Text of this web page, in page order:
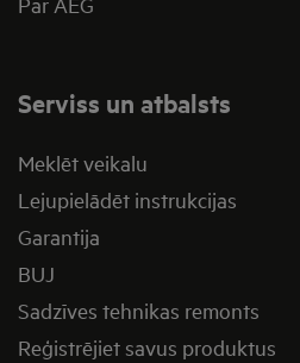
Serviss un atbalsts
Meklēt veikalu
Lejupielādēt instrukcijas
Garantija
BUJ
Sadzīves tehnikas remonts
Reģistrējiet savus produktus